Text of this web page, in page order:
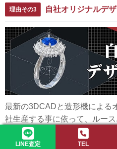
LINE査定 TEL
理由その3 自社オリジナルデ
最新の3DCADと造形機による
社生産する事に依って、ルー
確かな値段で販売することが
国内外の展示会や、有力小売